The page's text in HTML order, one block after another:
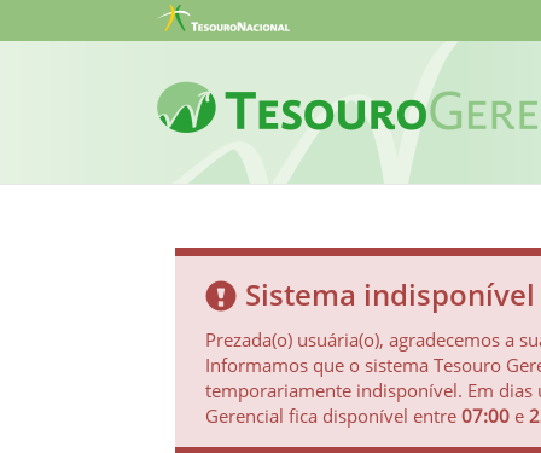
Sistema indisponível
Prezada(o) usuária(o), agradecemos a
Informamos que o sistema Tesouro
temporariamente indisponível. Em dias
Gerencial fica disponível entre 07:00 e